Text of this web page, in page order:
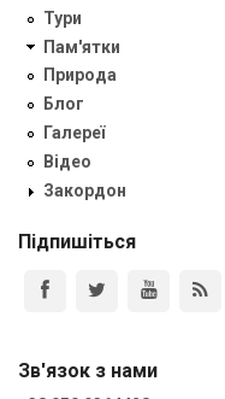
Тури
Пам'ятки
Природа
Блог
Галереї
Відео
Закордон
Підпишіться
Зв'язок з нами